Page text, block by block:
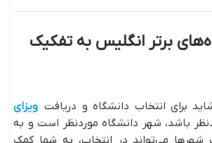
برتر انگلیس به تفکیک
برای انتخاب دانشگاه و دریافت ویزای
باشد، شهر دانشگاه موردنظر است و به